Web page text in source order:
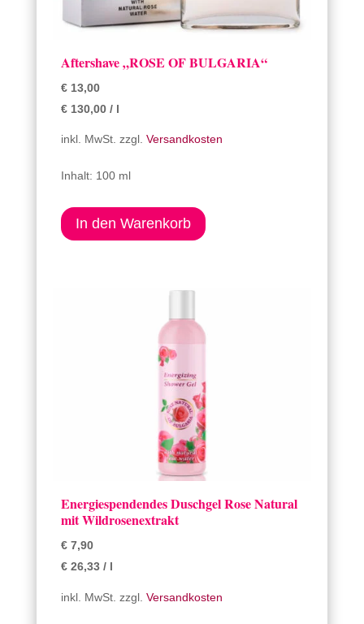
Aftershave „ROSE OF BULGARIA“
€13,00
€130,00/ l
inkl. MwSt. zzgl. Versandkosten
Inhalt: 100 ml
In den Warenkorb
Energiespendendes Duschgel Rose Natural
mit Wildrosenextrakt
€7,90
€26,33/ l
inkl. MwSt. zzgl. Versandkosten